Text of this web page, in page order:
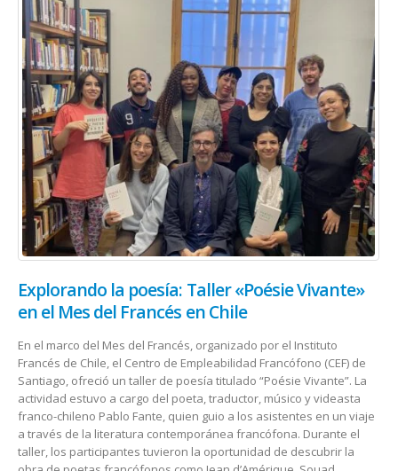
Explorando la poesía: Taller «Poésie Vivante»
en el Mes del Francés en Chile
En el marco del Mes del Francés, organizado por el Instituto
Francés de Chile, el Centro de Empleabilidad Francófono (CEF) de
Santiago, ofreció un taller de poesía titulado “Poésie Vivante”. La
actividad estuvo a cargo del poeta, traductor, músico y videasta
franco-chileno Pablo Fante, quien guio a los asistentes en un viaje
a través de la literatura contemporánea francófona. Durante el
taller, los participantes tuvieron la oportunidad de descubrir la